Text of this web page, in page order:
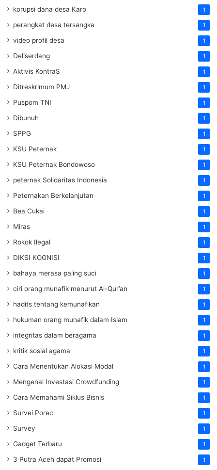
korupsi dana desa Karo 1
perangkat desa tersangka 1
video profil desa 1
Deliserdang 1
Aktivis KontraS 1
Ditreskrimum PMJ 1
Puspom TNI 1
Dibunuh 1
SPPG 1
KSU Peternak 1
KSU Peternak Bondowoso 1
peternak Solidaritas Indonesia 1
Peternakan Berkelanjutan 1
Bea Cukai 1
Miras 1
Rokok Ilegal 1
DIKSI KOGNISI 1
bahaya merasa paling suci 1
ciri orang munafik menurut Al-Qur’an 1
hadits tentang kemunafikan 1
hukuman orang munafik dalam Islam 1
integritas dalam beragama 1
kritik sosial agama 1
Cara Menentukan Alokasi Modal 1
Mengenal Investasi Crowdfunding 1
Cara Memahami Siklus Bisnis 1
Survei Porec 1
Survey 1
Gadget Terbaru 1
3 Putra Aceh dapat Promosi 1